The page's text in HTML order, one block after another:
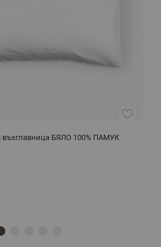
възглавница БЯЛО 100% ПАМУК